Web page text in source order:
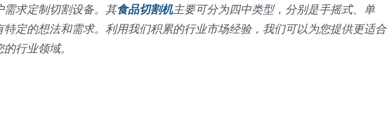
需求定制切割设备。其食品切割机主要可分为四中类型，分别是手摇式、单
定的想法和需求。利用我们积累的行业市场经验，我们可以为您提供更适合
行业领域。